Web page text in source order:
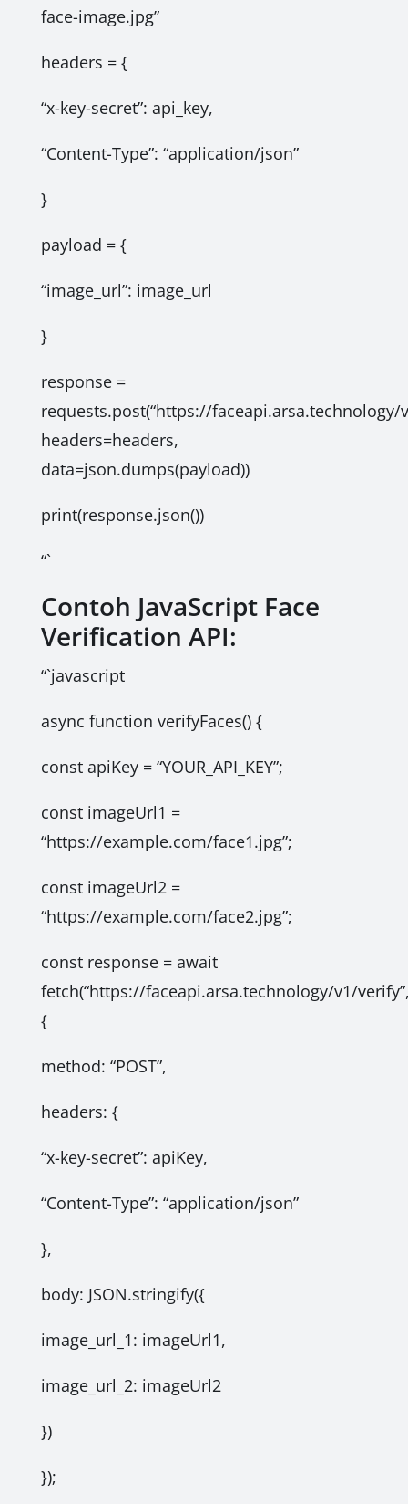
face-image.jpg”
headers = {
“x-key-secret”: api_key,
“Content-Type”: “application/json”
}
payload = {
“image_url”: image_url
}
response =
requests.post(“https://faceapi.arsa.technology/
headers=headers,
data=json.dumps(payload))
print(response.json())
“`
Contoh JavaScript Face
Verification API:
“`javascript
async function verifyFaces() {
const apiKey = “YOUR_API_KEY”;
const imageUrl1 =
“https://example.com/face1.jpg”;
const imageUrl2 =
“https://example.com/face2.jpg”;
const response = await
fetch(“https://faceapi.arsa.technology/v1/
{
method: “POST”,
headers: {
“x-key-secret”: apiKey,
“Content-Type”: “application/json”
},
body: JSON.stringify({
image_url_1: imageUrl1,
image_url_2: imageUrl2
})
});